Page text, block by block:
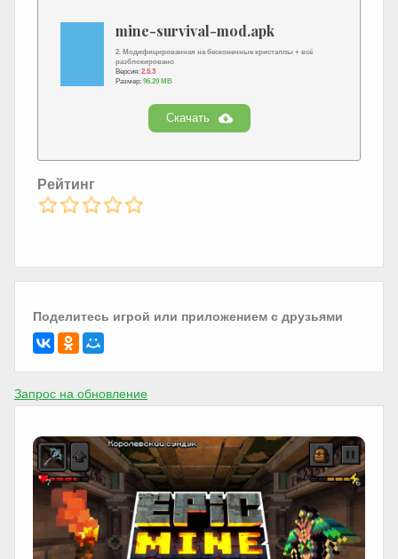
mine-survival-mod.apk
2. Модифицированная на бесконечные кристаллы + всё
разблокировано
Версия: 2.5.3
Размер: 96.20 MB
Скачать
Рейтинг
Поделитесь игрой или приложением с друзьями
Запрос на обновление